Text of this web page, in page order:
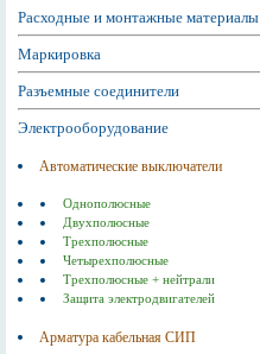
Расходные и монтажные материалы
Маркировка
Разъемные соединители
Электрооборудование
Автоматические выключатели
Однополюсные
Двухполюсные
Трехполюсные
Четырехполюсные
Трехполюсные + нейтрали
Защита электродвигателей
Арматура кабельная СИП